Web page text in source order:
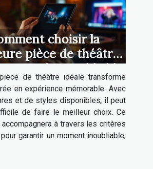
choisir la
pièce de théâtre
soirée inoubliable
?
de théâtre idéale transforme
en expérience mémorable. Avec
et de styles disponibles, il peut
de faire le meilleur choix. Ce
à travers les critères
garantir un moment inoubliable,